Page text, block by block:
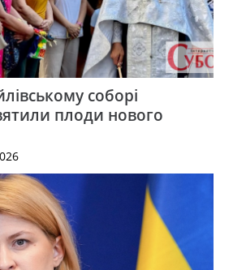
соборі
плоди нового